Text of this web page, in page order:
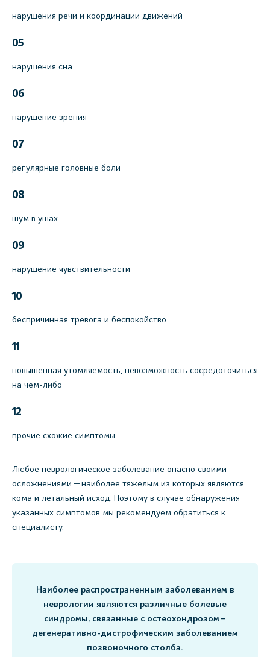
нарушения речи и координации движений
05
нарушения сна
06
нарушение зрения
07
регулярные головные боли
08
шум в ушах
09
нарушение чувствительности
10
беспричинная тревога и беспокойство
11
повышенная утомляемость, невозможность сосредоточиться
на чем-либо
12
прочие схожие симптомы
Любое неврологическое заболевание опасно своими
осложнениями — наиболее тяжелым из которых являются
кома и летальный исход. Поэтому в случае обнаружения
указанных симптомов мы рекомендуем обратиться к
специалисту.
Наиболее распространенным заболеванием в
неврологии являются различные болевые
синдромы, связанные с остеохондрозом –
дегенеративно-дистрофическим заболеванием
позвоночного столба.